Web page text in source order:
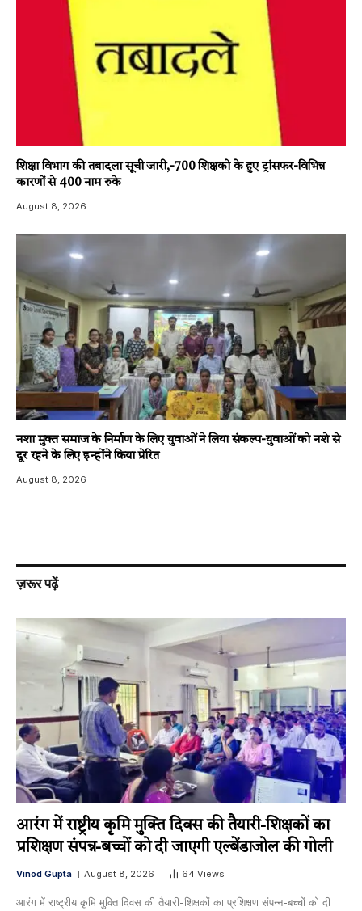
शिक्षा विभाग की तबादला सूची जारी,-700 शिक्षको के हुए ट्रांसफर-विभिन्न
कारणों से 400 नाम रुके
August 8, 2026
नशा मुक्त समाज के निर्माण के लिए युवाओं ने लिया संकल्प-युवाओं को नशे से
दूर रहने के लिए इन्होंने किया प्रेरित
August 8, 2026
ज़रूर पढ़ें
आरंग में राष्ट्रीय कृमि मुक्ति दिवस की तैयारी-शिक्षकों का
प्रशिक्षण संपन्न-बच्चों को दी जाएगी एल्बेंडाजोल की गोली
Vinod Gupta August 8, 2026 64 Views
आरंग में राष्ट्रीय कृमि मुक्ति दिवस की तैयारी-शिक्षकों का प्रशिक्षण संपन्न-बच्चों को दी